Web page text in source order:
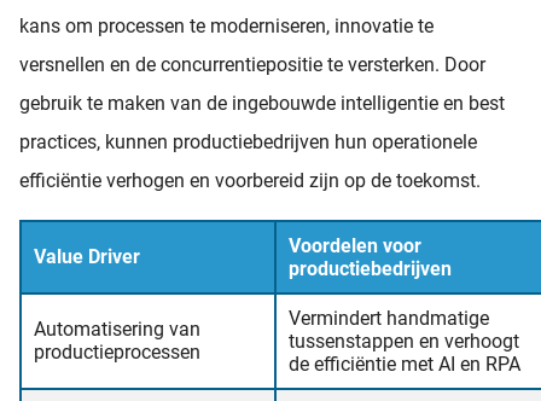
kans om processen te moderniseren, innovatie te
versnellen en de concurrentiepositie te versterken. Door
gebruik te maken van de ingebouwde intelligentie en best
practices, kunnen productiebedrijven hun operationele
efficiëntie verhogen en voorbereid zijn op de toekomst.
Value Driver
Voordelen voor
productiebedrijven
Automatisering van
productieprocessen
Vermindert handmatige
tussenstappen en verhoogt
de efficiëntie met AI en RPA